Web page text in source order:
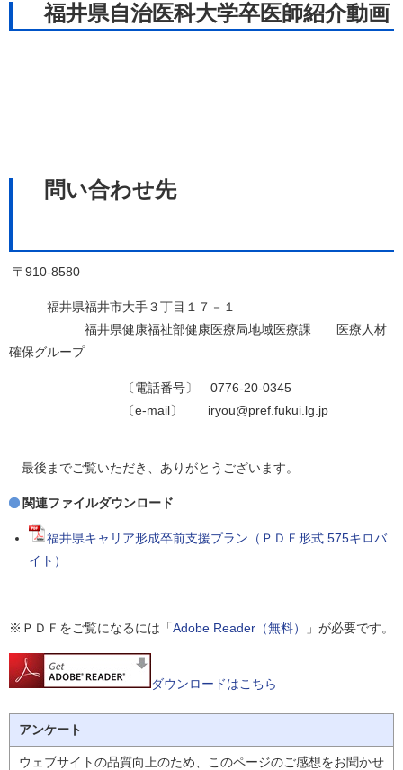
福井県自治医科大学卒医師紹介動画
問い合わせ先
〒910-8580
福井県福井市大手３丁目１７－１
福井県健康福祉部健康医療局地域医療課 医療人材
確保グループ
〔電話番号〕 0776-20-0345
〔e-mail〕 iryou@pref.fukui.lg.jp
最後までご覧いただき、ありがとうございます。
関連ファイルダウンロード
福井県キャリア形成卒前支援プラン（ＰＤＦ形式 575キロバ
イト）
※ＰＤＦをご覧になるには「Adobe Reader（無料） 」が必要です。
ダウンロードはこちら
アンケート
ウェブサイトの品質向上のため、このページのご感想をお聞かせ